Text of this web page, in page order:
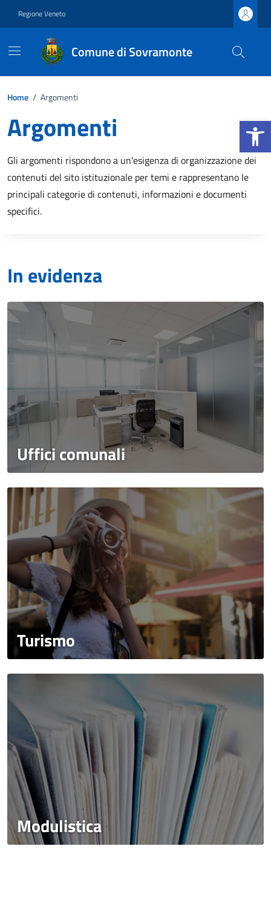
Apri la
Regione Veneto
Comune di Sovramonte
Home / Argomenti
Argomenti
Gli argomenti rispondono a un'esigenza di organizzazione dei
contenuti del sito istituzionale per temi e rappresentano le
principali categorie di contenuti, informazioni e documenti
specifici.
In evidenza
Uffici comunali
Turismo
Modulistica